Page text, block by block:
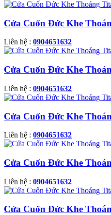
Cửa Cuốn Đức Khe
Liên hệ : 0904651632
Cửa Cuốn Đức Khe
Liên hệ : 0904651632
Cửa Cuốn Đức Khe
Liên hệ : 0904651632
Cửa Cuốn Đức Khe
Liên hệ : 0904651632
Cửa Cuốn Đức Khe